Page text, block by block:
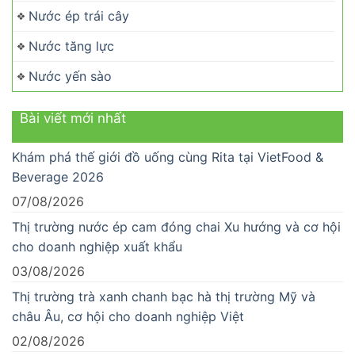
Nước ép trái cây
Nước tăng lực
Nước yến sào
Bài viết mới nhất
Khám phá thế giới đồ uống cùng Rita tại VietFood &
Beverage 2026
07/08/2026
Thị trường nước ép cam đóng chai Xu hướng và cơ hội
cho doanh nghiệp xuất khẩu
03/08/2026
Thị trường trà xanh chanh bạc hà thị trường Mỹ và
châu Âu, cơ hội cho doanh nghiệp Việt
02/08/2026